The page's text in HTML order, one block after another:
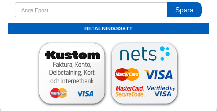
Spara
BETALNINGSSÄTT